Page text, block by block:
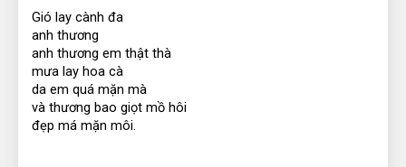
Gió lay cành đa
anh thương
anh thương em thật thà
mưa lay hoa cà
da em quá mặn mà
và thương bao giọt mồ hôi
đẹp má mặn môi.